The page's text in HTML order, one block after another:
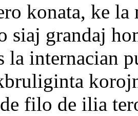
konata, ke
siaj grandaj
la internacian
filo de ilia